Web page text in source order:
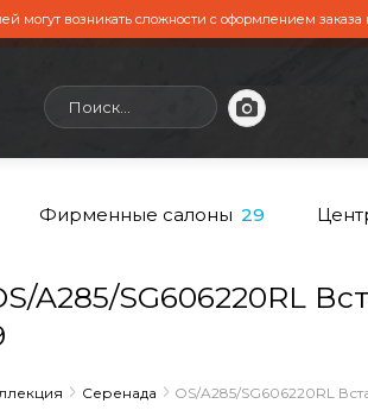
могут возникать сложности с оформлением заказа
Фирменные салоны 29
A285/SG606220RL
Серенада OS/A285/SG606220RL